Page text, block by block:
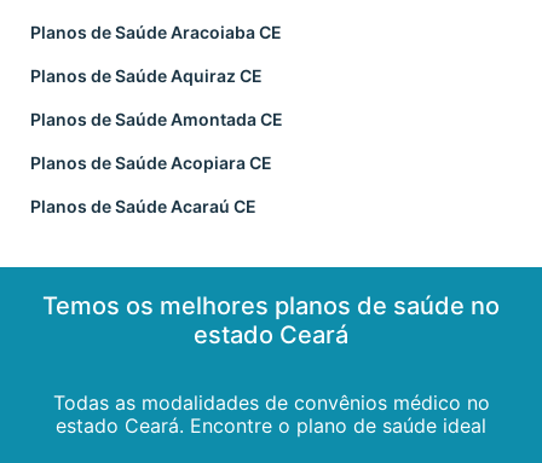
Planos de Saúde Aracoiaba CE
Planos de Saúde Aquiraz CE
Planos de Saúde Amontada CE
Planos de Saúde Acopiara CE
Planos de Saúde Acaraú CE
Temos os melhores planos de saúde no
estado Ceará
Todas as modalidades de convênios médico no
estado Ceará. Encontre o plano de saúde ideal